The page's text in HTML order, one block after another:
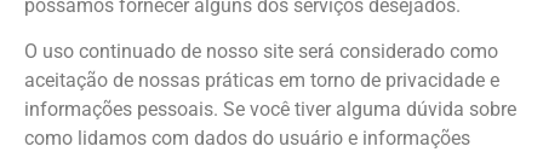
possamos fornecer alguns dos serviços desejados.
O uso continuado de nosso site será considerado como
aceitação de nossas práticas em torno de privacidade e
informações pessoais. Se você tiver alguma dúvida sobre
como lidamos com dados do usuário e informações